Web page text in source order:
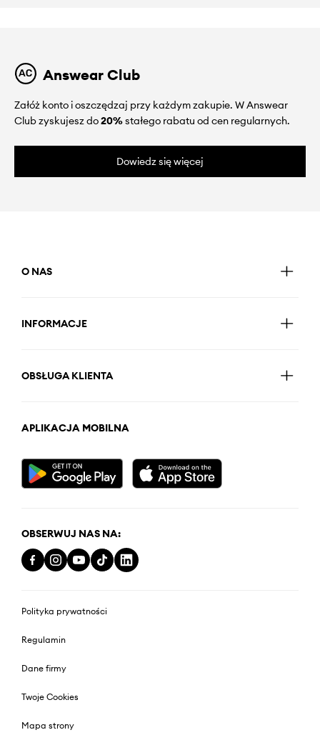
Answear Club
Załóż konto i oszczędzaj przy każdym zakupie. W Answear
Club zyskujesz do20%stałego rabatu od cen regularnych.
Dowiedz się więcej
O NAS
INFORMACJE
OBSŁUGA KLIENTA
APLIKACJA MOBILNA
OBSERWUJ NAS NA:
Polityka prywatności
Regulamin
Dane firmy
Twoje Cookies
Mapa strony